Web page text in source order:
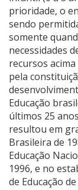
prioridade, o
sendo
somente
necessidades
recursos
pela
Educação
últimos 25
resultou em
Brasileira de
Educação
1996, e no
de Educação